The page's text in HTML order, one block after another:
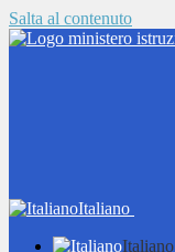
Salta al contenuto
Italiano
Italiano